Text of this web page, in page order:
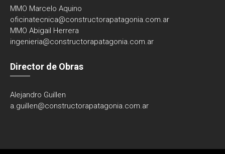
MMO Marcelo Aquino
oficinatecnica@constructorapatagonia.com.ar
MMO Abigail Herrera
ingenieria@constructorapatagonia.com.ar
Director de Obras
Alejandro Guillen
a.guillen@constructorapatagonia.com.ar